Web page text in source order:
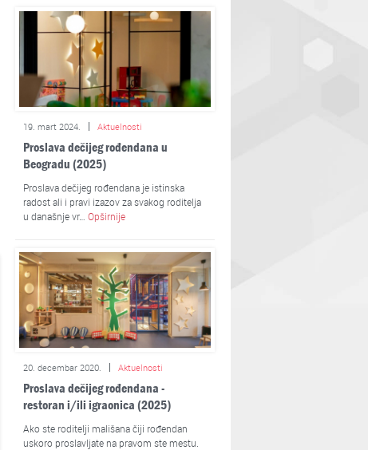
19. mart 2024. Aktuelnosti
Proslava dečijeg rođendana u
Beogradu (2025)
Proslava dečijeg rođendana je istinska
radost ali i pravi izazov za svakog roditelja
u današnje vr… Opširnije
20. decembar 2020. Aktuelnosti
Proslava dečijeg rođendana -
restoran i/ili igraonica (2025)
Ako ste roditelji mališana čiji rođendan
uskoro proslavljate na pravom ste mestu.